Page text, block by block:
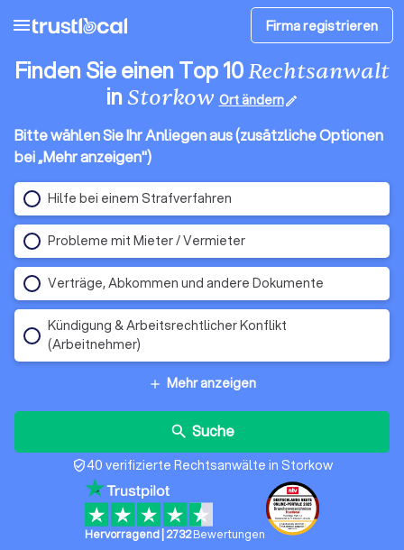
menu Firma registrieren
Finden Sie einen Top 10Rechtsanwalt
in Storkow Ort ändernedit
Bitte wählen Sie Ihr Anliegen aus (zusätzliche Optionen
bei „Mehr anzeigen")
Hilfe bei einem Strafverfahren
Probleme mit Mieter / Vermieter
Verträge, Abkommen und andere Dokumente
Kündigung & Arbeitsrechtlicher Konflikt
(Arbeitnehmer)
add Mehr anzeigen
search Suche
verified_user40 verifizierte Rechtsanwälte in Storkow
Hervorragend| 2732 Bewertungen